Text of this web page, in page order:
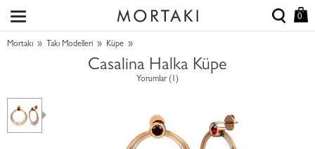
0
Mortakı » Takı Modelleri » Küpe »
Casalina Halka Küpe
Yorumlar (1)